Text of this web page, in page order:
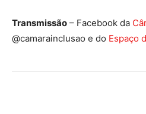
Transmissão – Facebook da
@camarainclusao e do Espaço